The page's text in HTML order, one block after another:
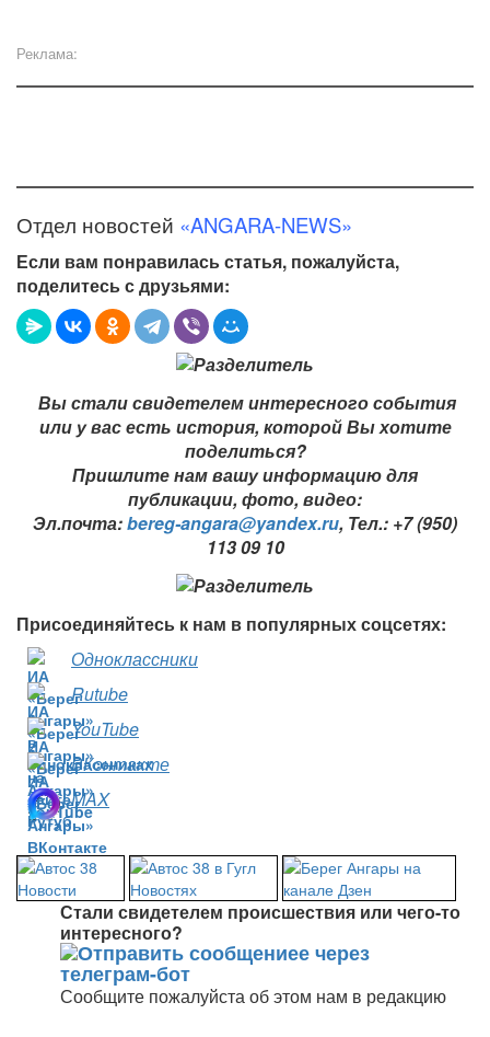
Реклама:
Отдел новостей «ANGARA-NEWS»
Если вам понравилась статья, пожалуйста,
поделитесь с друзьями:
Вы стали свидетелем интересного события
или у вас есть история, которой Вы хотите
поделиться?
Пришлите нам вашу информацию для
публикации, фото, видео:
Эл.почта:bereg-angara@yandex.ru, Тел.: +7 (950)
113 09 10
Присоединяйтесь к нам в популярных соцсетях:
Одноклассники
Rutube
YouTube
ВКонтакте
MAX
Стали свидетелем происшествия или чего-то
интересного?
Сообщите пожалуйста об этом нам в редакцию